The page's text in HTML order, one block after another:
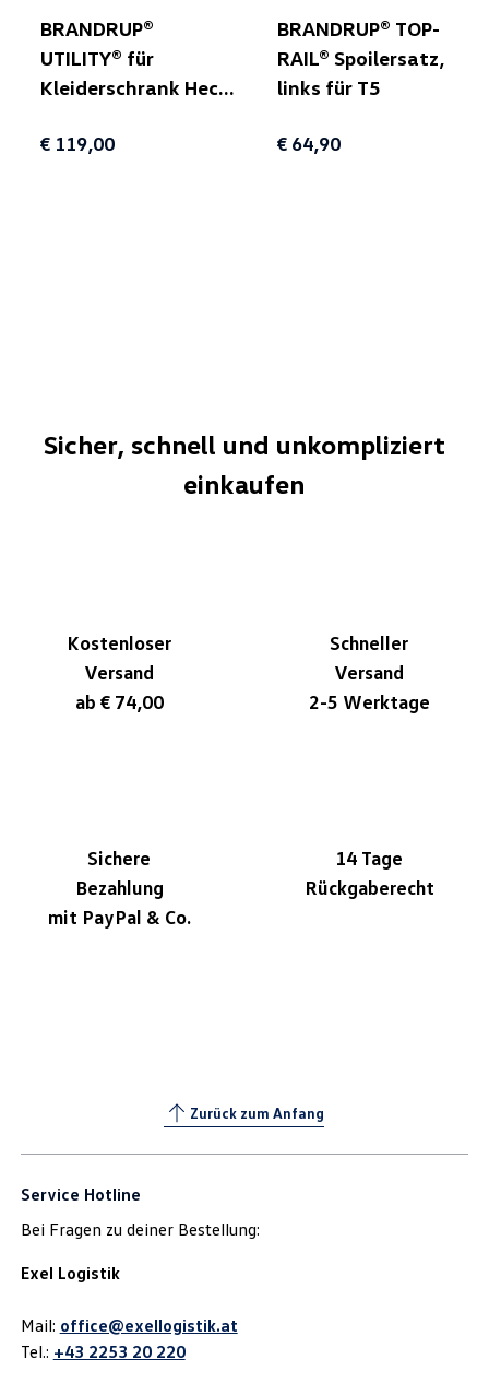
BRANDRUP®
UTILITY® für
Kleiderschrank Heck
für T5/T6/T6.1
€ 119,00
BRANDRUP® TOP-
RAIL® Spoilersatz,
links für T5
€ 64,90
Sicher, schnell und unkompliziert
einkaufen
Kostenloser
Versand
ab € 74,00
Schneller
Versand
2-5 Werktage
Sichere
Bezahlung
mit PayPal & Co.
14 Tage
Rückgaberecht
Zurück zum Anfang
Service Hotline
Bei Fragen zu deiner Bestellung:
Exel Logistik
Mail: office@exellogistik.at
Tel.: +43 2253 20 220